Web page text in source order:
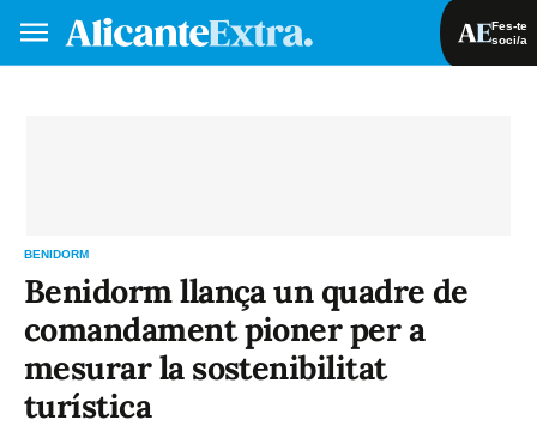
Fes-te
soci/a
BENIDORM
Benidorm llança un quadre de
comandament pioner per a
mesurar la sostenibilitat
turística